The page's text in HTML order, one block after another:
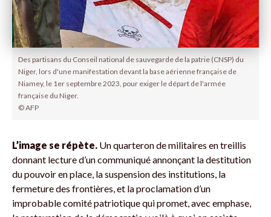
Des partisans du Conseil national de sauvegarde de la patrie (CNSP) du
Niger, lors d'une manifestation devant la base aérienne française de
Niamey, le 1er septembre 2023, pour exiger le départ de l'armée
française du Niger.
© AFP
L’image se répète. Un quarteron de militaires en treillis
donnant lecture d’un communiqué annonçant la destitution
du pouvoir en place, la suspension des institutions, la
fermeture des frontières, et la proclamation d’un
improbable comité patriotique qui promet, avec emphase,